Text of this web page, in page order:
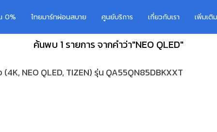
0% ไทยมาร์ทผ่อนสบาย ศูนย์บริการ เกี่ยวกับเรา เพิ่มเ
ค้นพบ 1 รายการ จากคำว่า"NEO QLED"
NEO QLED, TIZEN) รุ่น QA55QN85DBKXXT